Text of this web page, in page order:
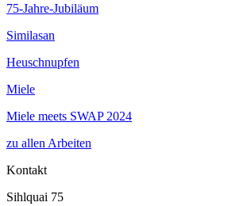
75-Jahre-Jubiläum
Similasan
Heuschnupfen
Miele
Miele meets SWAP 2024
zu allen Arbeiten
Kontakt
Sihlquai 75